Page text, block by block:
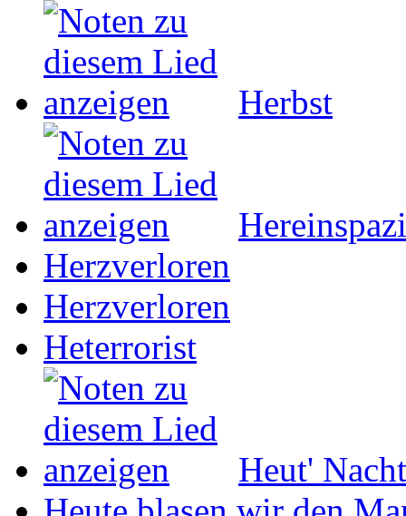
Herbst
Herzverloren
Herzverloren
Heterrorist
Heut' Nacht